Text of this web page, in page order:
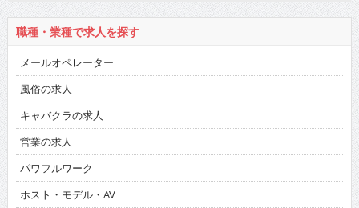
職種・業種で求人を探す
メールオペレーター
風俗の求人
キャバクラの求人
営業の求人
パワフルワーク
ホスト・モデル・AV